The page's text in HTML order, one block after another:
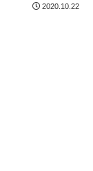
2020.10.22